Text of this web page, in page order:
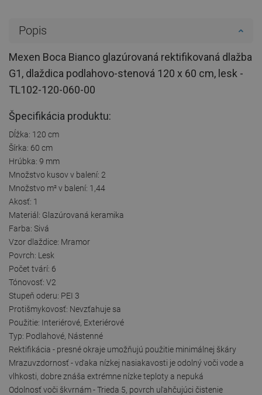
Popis
Mexen Boca Bianco glazúrovaná rektifikovaná dlažba
G1, dlaždica podlahovo-stenová 120 x 60 cm, lesk -
TL102-120-060-00
Špecifikácia produktu:
Dĺžka: 120 cm
Šírka: 60 cm
Hrúbka: 9 mm
Množstvo kusov v balení: 2
Množstvo m² v balení: 1,44
Akosť: 1
Materiál: Glazúrovaná keramika
Farba: Sivá
Vzor dlaždice: Mramor
Povrch: Lesk
Počet tvárí: 6
Tónovosť: V2
Stupeň oderu: PEI 3
Protišmykovosť: Nevzťahuje sa
Použitie: Interiérové, Exteriérové
Typ: Podlahové, Nástenné
Rektifikácia - presné okraje umožňujú použitie minimálnej škáry
Mrazuvzdornosť - vďaka nízkej nasiakavosti je odolný voči vode a
vlhkosti, dobre znáša extrémne nízke teploty a nepuká
Odolnosť voči škvrnám - Trieda 5, povrch uľahčujúci čistenie